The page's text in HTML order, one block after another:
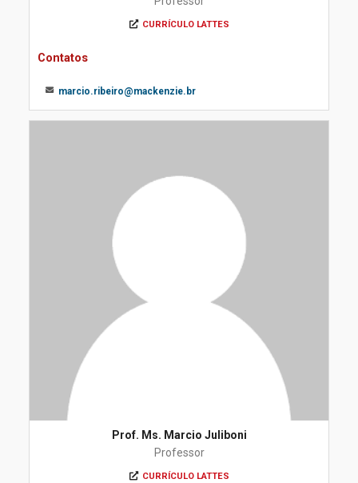
CURRÍCULO LATTES
Contatos
marcio.ribeiro@mackenzie.br
Prof. Ms. Marcio Juliboni
Professor
CURRÍCULO LATTES